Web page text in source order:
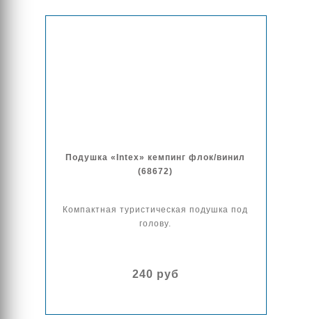
Подушка «Intex» кемпинг флок/винил
(68672)
Компактная туристическая подушка под
голову.
240 руб